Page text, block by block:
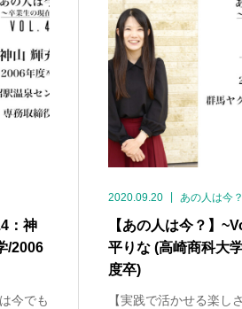
：神
/2006
今でも
2020.09.20 あの人は今？
【あの人は今？】
平りな (高崎商科大
度卒)
【実践で活かせる楽し